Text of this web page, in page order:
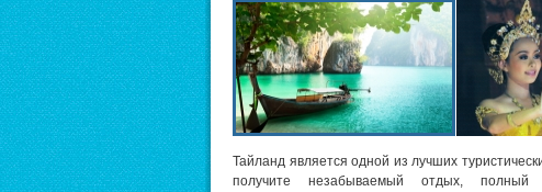
Тайланд является одной из лучших
получите незабываемый отдых, полный